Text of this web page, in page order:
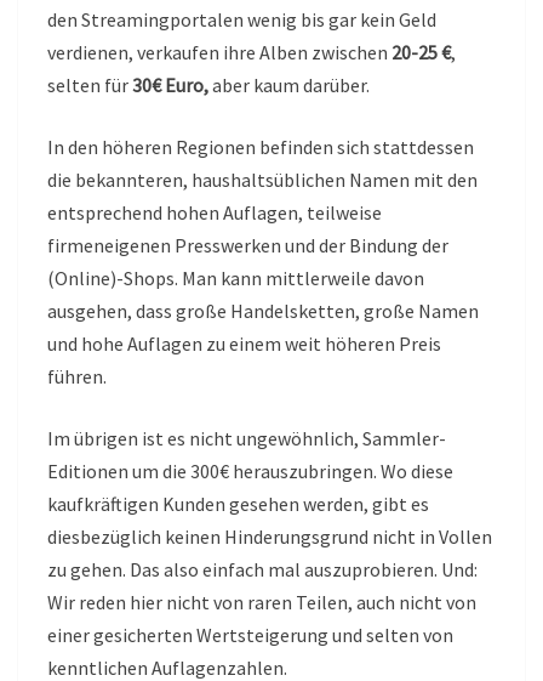
den Streamingportalen wenig bis gar kein Geld
verdienen, verkaufen ihre Alben zwischen 20-25 €,
selten für30€ Euro,aber kaum darüber.
In den höheren Regionen befinden sich stattdessen
die bekannteren, haushaltsüblichen Namen mit den
entsprechend hohen Auflagen, teilweise
firmeneigenen Presswerken und der Bindung der
(Online)-Shops. Man kann mittlerweile davon
ausgehen, dass große Handelsketten, große Namen
und hohe Auflagen zu einem weit höheren Preis
führen.
Im übrigen ist es nicht ungewöhnlich, Sammler-
Editionen um die 300€ herauszubringen. Wo diese
kaufkräftigen Kunden gesehen werden, gibt es
diesbezüglich keinen Hinderungsgrund nicht in Vollen
zu gehen. Das also einfach mal auszuprobieren. Und:
Wir reden hier nicht von raren Teilen, auch nicht von
einer gesicherten Wertsteigerung und selten von
kenntlichen Auflagenzahlen.